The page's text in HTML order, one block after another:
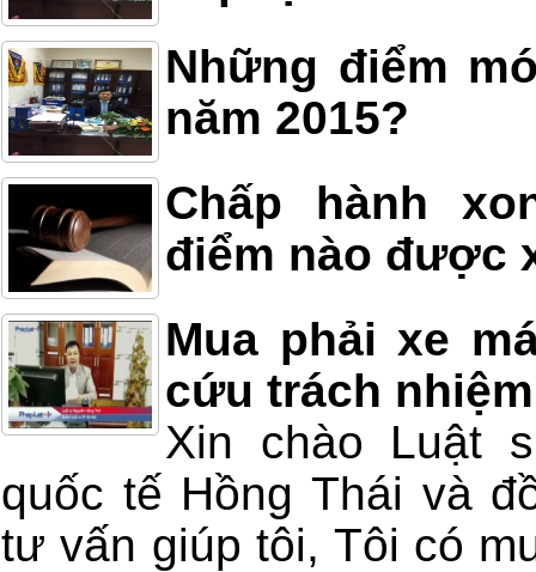
Những điểm
năm 2015?
Chấp hành
điểm nào được
Mua phải xe
cứu trách
Xin chào Luật
quốc tế Hồng Thái và
tư vấn giúp tôi, Tôi có